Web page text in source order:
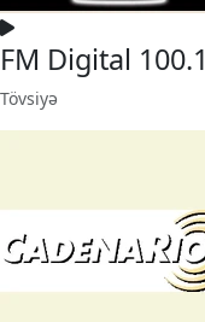
FM Digital 100.1
Tövsiyə